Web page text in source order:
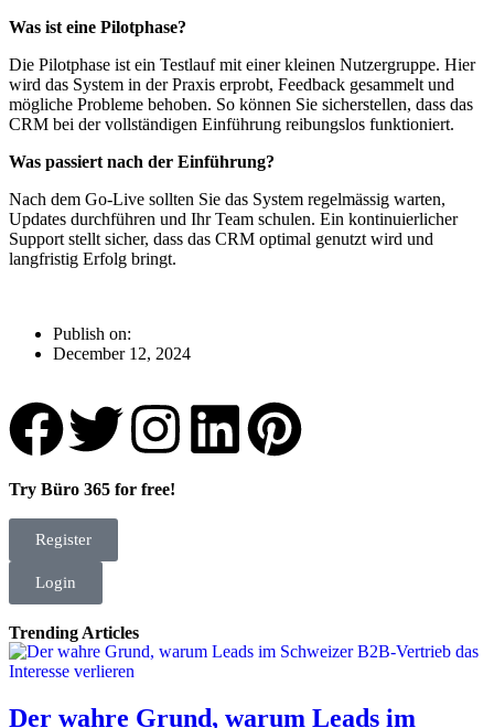
Was ist eine Pilotphase?
Die Pilotphase ist ein Testlauf mit einer kleinen Nutzergruppe. Hier
wird das System in der Praxis erprobt, Feedback gesammelt und
mögliche Probleme behoben. So können Sie sicherstellen, dass das
CRM bei der vollständigen Einführung reibungslos funktioniert.
Was passiert nach der Einführung?
Nach dem Go-Live sollten Sie das System regelmässig warten,
Updates durchführen und Ihr Team schulen. Ein kontinuierlicher
Support stellt sicher, dass das CRM optimal genutzt wird und
langfristig Erfolg bringt.
Publish on:
December 12, 2024
Try Büro 365 for free!
Register
Login
Trending Articles
Der wahre Grund, warum Leads im